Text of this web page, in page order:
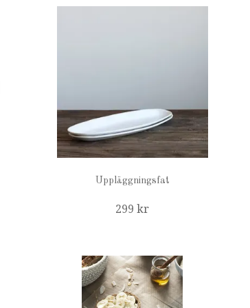
Uppläggningsfat
299 kr